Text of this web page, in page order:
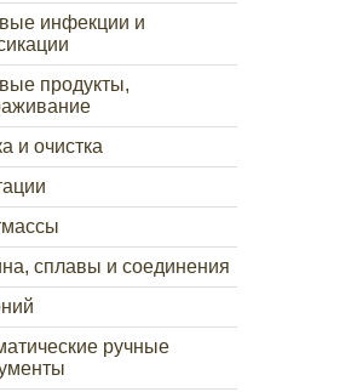
инфекции и
продукты,
и очистка
сплавы и соединения
ручные